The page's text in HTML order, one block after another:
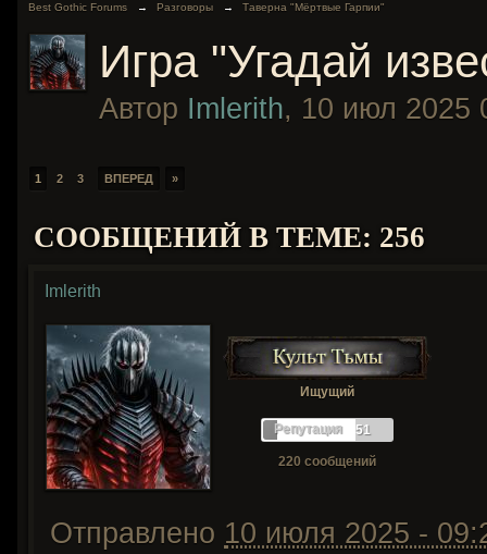
Best Gothic Forums → Разговоры → Таверна "Мёртвые Гарпии"
Игра "Угадай
Автор Imlerith, 10 июл 2025
1 2 3 ВПЕРЕД »
СООБЩЕНИЙ В ТЕМЕ: 256
Imlerith
Ищущий
Репутация 51
220 сообщений
Отправлено 10 июля 2025 -